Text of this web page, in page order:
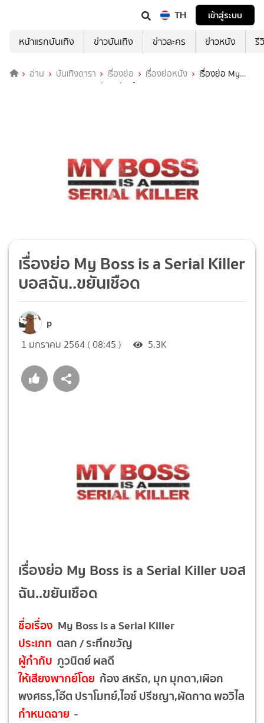
TH
เข้าสู่ระบบ
หน้าแรกบันเทิง
ข่าวบันเทิง ข่าวละคร ข่าวหนัง รี
อ่าน บันเทิงดารา เรื่องย่อ เรื่องย่อหนัง
เรื่องย่อ My
Boss is a Serial Killer บอสฉัน..ขยันเชือด
เรื่องย่อ My Boss is a Serial Killer
บอสฉัน..ขยันเชือด
p
1 มกราคม 2564 ( 08:45 ) 5.3K
เรื่องย่อ My Boss is a Serial Killer บอส
ฉัน..ขยันเชือด
ชื่อเรื่อง My Boss is a Serial Killer
ประเภท ตลก / ระทึกขวัญ
ผู้กำกับ ภูวนิตย์ ผลดี
ให้เสียงพากย์โดย ก้อง สหรัถ, มุก มุกดา,เผิอก
พงศธร,โอ๊ต ปราโมทย์,ไอซ์ ปรีชญา,ผัดกาด พอวิไล
กำหนดฉาย -